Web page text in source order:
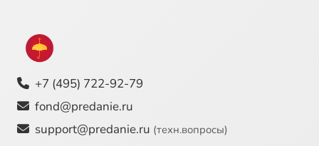
+7 (495) 722-92-79
fond@predanie.ru
support@predanie.ru (техн.вопросы)